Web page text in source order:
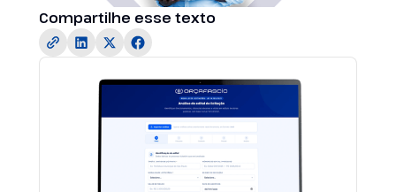
Compartilhe esse texto